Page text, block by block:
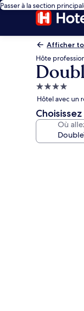
Passer à la section
Afficher
Hôte
Hébergement
4.0 étoiles
Hôtel avec un
Où